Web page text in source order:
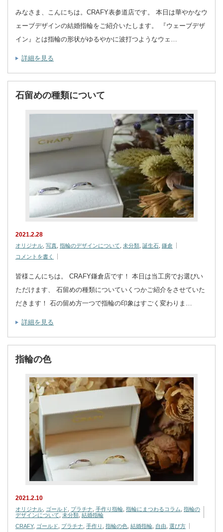
みなさま、こんにちは。CRAFY表参道店です。 本日は華やかなウ
ェーブデザインの結婚指輪をご紹介いたします。 『ウェーブデザ
イン』とは指輪の形状がゆるやかに波打つようなウェ…
詳細を見る
石留めの種類について
2021.2.28
オリジナル 写真 指輪のデザインについて 未分類 誕生石 鎌倉
コメントを書く
皆様こんにちは。 CRAFY鎌倉店です！ 本日は当工房でお選びい
ただけます、 石留めの種類についていくつかご紹介をさせていた
だきます！ 石の留め方一つで指輪の印象はすごく変わりま…
詳細を見る
指輪の色
2021.2.10
オリジナル ゴールド プラチナ 手作り指輪 指輪にまつわるコラム 指輪の
デザインについて 未分類 結婚指輪
CRAFY, ゴールド プラチナ 手作り 指輪の色 結婚指輪 自由 選び方